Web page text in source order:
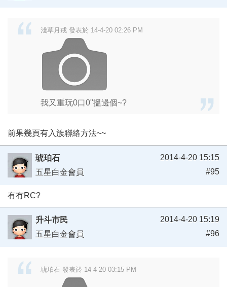
淺草月戒 發表於 14-4-20 02:26 PM
我又重玩0口0"搵邊個~?
前果幾頁有入族聯絡方法~~
琥珀石
五星白金會員
2014-4-20 15:15
#95
有冇RC?
升斗市民
五星白金會員
2014-4-20 15:19
#96
琥珀石 發表於 14-4-20 03:15 PM